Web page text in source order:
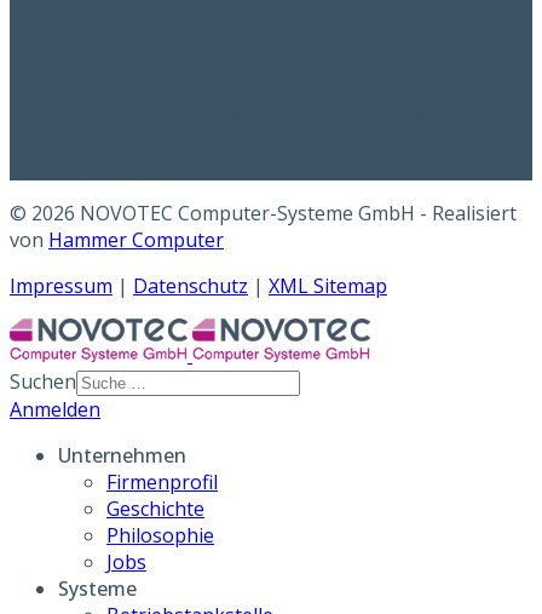
© 2026 NOVOTEC Computer-Systeme GmbH - Realisiert
von Hammer Computer
Impressum | Datenschutz | XML Sitemap
Suchen
Anmelden
Unternehmen
Firmenprofil
Geschichte
Philosophie
Jobs
Systeme